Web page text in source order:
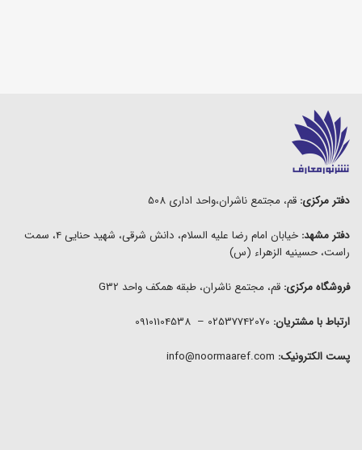
دفتر مرکزی: قم، مجتمع ناشران،واحد اداری 508
دفتر مشهد:
خیابان امام رضا علیه السلام، دانش شرقی، شهید حنایی 4، سمت
راست، حسینیه الزهراء (س)
فروشگاه مرکزی: قم، مجتمع ناشران، طبقه همکف واحد G32
ارتباط با مشتریان:
پست الکترونیک: info@noormaaref.com